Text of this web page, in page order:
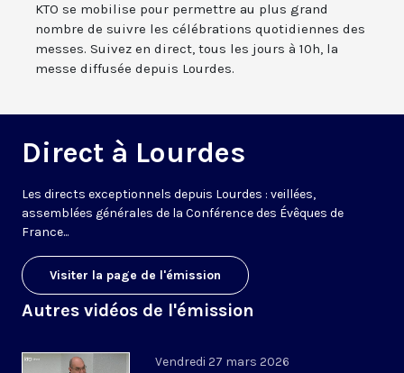
KTO se mobilise pour permettre au plus grand
nombre de suivre les célébrations quotidiennes des
messes. Suivez en direct, tous les jours à 10h, la
messe diffusée depuis Lourdes.
Direct à Lourdes
Les directs exceptionnels depuis Lourdes : veillées,
assemblées générales de la Conférence des Évêques de
France...
Visiter la page de l'émission
Autres vidéos de l'émission
Vendredi 27 mars 2026